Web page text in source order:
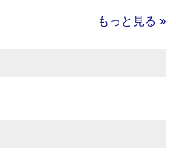
もっと見る »